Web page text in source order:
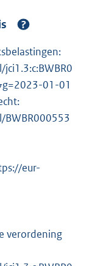
01-01
eur-
verordening